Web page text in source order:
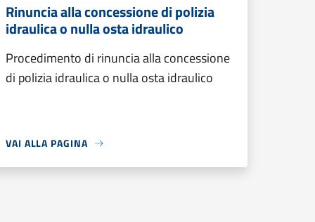
Rinuncia alla concessione di polizia
idraulica o nulla osta idraulico
Procedimento di rinuncia alla concessione
di polizia idraulica o nulla osta idraulico
VAI ALLA PAGINA